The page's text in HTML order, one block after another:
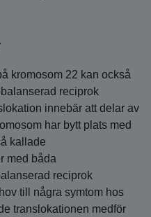
kromosom 22 kan också
reciprok
innebär att delar av
har bytt plats med
kallade
med båda
reciprok
till några symtom hos
translokationen medför